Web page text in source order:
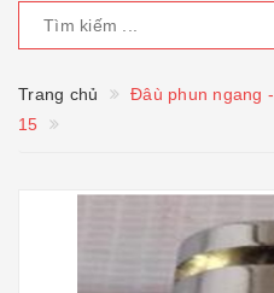
Trang chủ
Đâù phun ngang
15